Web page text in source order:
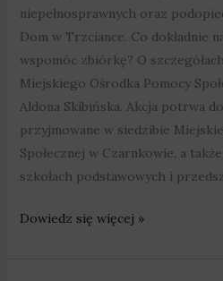
niepełnosprawnych oraz
Dom w Trzciance. Co dokładnie
wspomóc zbiórkę? O
Miejskiego Ośrodka Pomocy
Aldona Skibińska. Akcja potrwa
przyjmowane w siedzibie
Społecznej w Czarnkowie, a
szkołach podstawowych i
Dowiedz się więcej »